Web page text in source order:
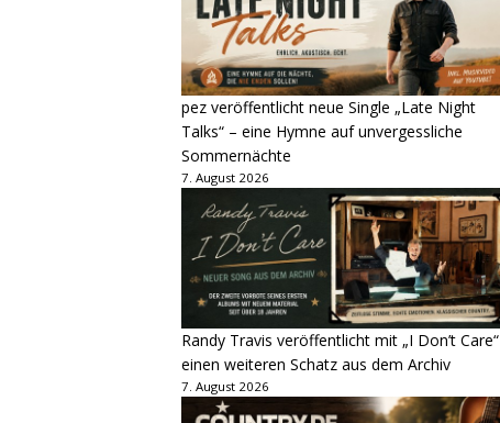
pez veröffentlicht neue Single „Late Night
Talks“ – eine Hymne auf unvergessliche
Sommernächte
7. August 2026
Randy Travis veröffentlicht mit „I Don’t Care“
einen weiteren Schatz aus dem Archiv
7. August 2026